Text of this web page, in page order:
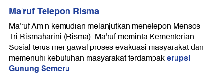
Ma'ruf Telepon Risma
Ma'ruf Amin kemudian melanjutkan menelepon Mensos
Tri Rismaharini (Risma). Ma'ruf meminta Kementerian
Sosial terus mengawal proses evakuasi masyarakat dan
memenuhi kebutuhan masyarakat terdampakerupsi
Gunung Semeru.